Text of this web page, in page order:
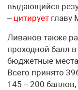
выдающийся
– цитирует главу
Ливанов также
проходной балл
бюджетные места
Всего принято
145 – 200 баллов,